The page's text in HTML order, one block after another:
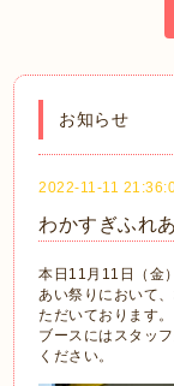
お知らせ
2022-11-11
わかすぎふれ
本日11月11日（金
あい祭りにおいて
ただいております。
ブースにはスタッ
ください。